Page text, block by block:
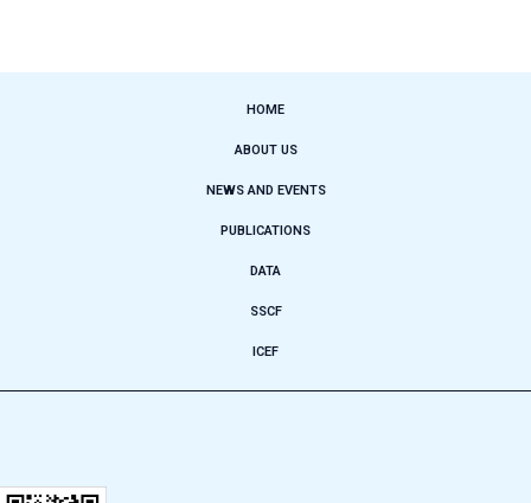
HOME
ABOUT US
NEWS AND EVENTS
PUBLICATIONS
DATA
SSCF
ICEF